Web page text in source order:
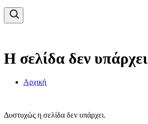
Η σελίδα δεν υπάρχει
Αρχική
Δυστυχώς η σελίδα δεν υπάρχει.